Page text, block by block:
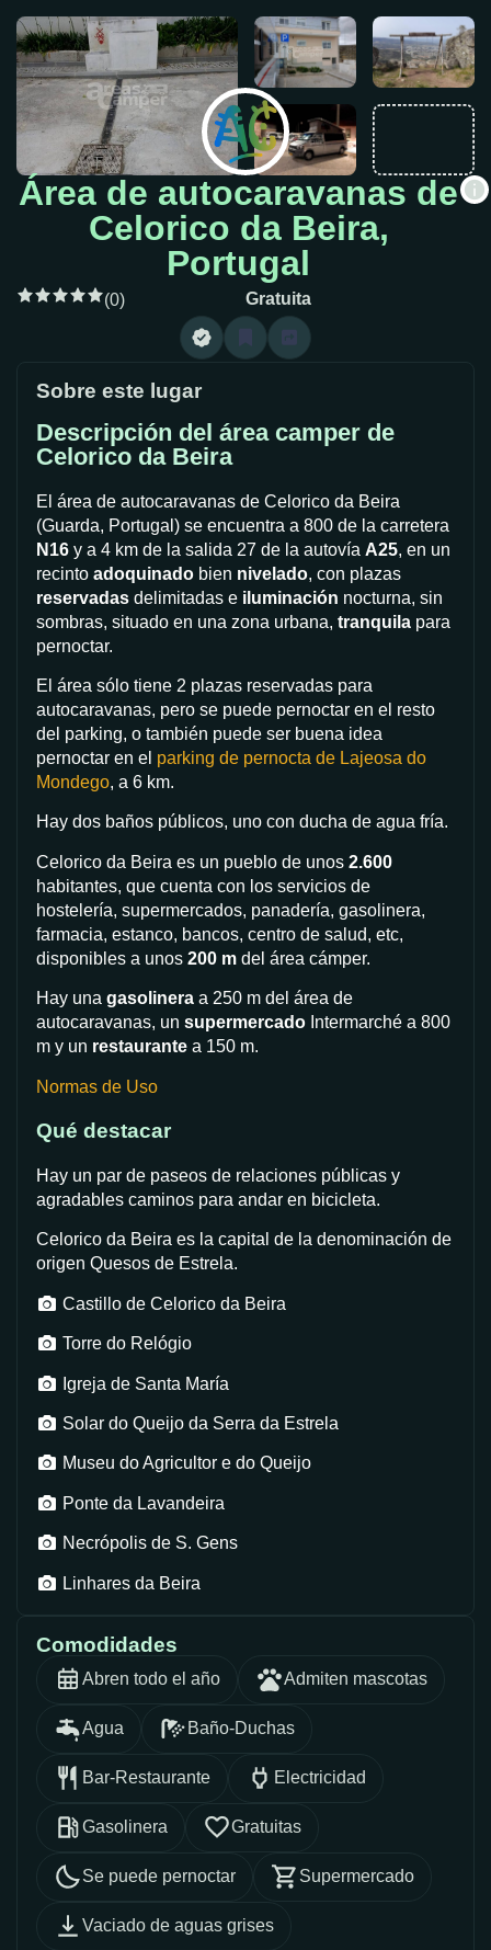
Área de autocaravanas de
Celorico da Beira,
Portugal
(0) Gratuita
Sobre este lugar
Descripción del área camper de
Celorico da Beira
El área de autocaravanas de Celorico da Beira
(Guarda, Portugal) se encuentra a 800 de la carretera
N16 y a 4 km de la salida 27 de la autovía A25, en un
recinto adoquinado bien nivelado, con plazas
reservadas delimitadas e iluminación nocturna, sin
sombras, situado en una zona urbana, tranquila para
pernoctar.
El área sólo tiene 2 plazas reservadas para
autocaravanas, pero se puede pernoctar en el resto
del parking, o también puede ser buena idea
pernoctar en el parking de pernocta de Lajeosa do
Mondego, a 6 km.
Hay dos baños públicos, uno con ducha de agua fría.
Celorico da Beira es un pueblo de unos 2.600
habitantes, que cuenta con los servicios de
hostelería, supermercados, panadería, gasolinera,
farmacia, estanco, bancos, centro de salud, etc,
disponibles a unos 200 m del área cámper.
Hay una gasolinera a 250 m del área de
autocaravanas, un supermercado Intermarché a 800
m y un restaurante a 150 m.
Normas de Uso
Qué destacar
Hay un par de paseos de relaciones públicas y
agradables caminos para andar en bicicleta.
Celorico da Beira es la capital de la denominación de
origen Quesos de Estrela.
Castillo de Celorico da Beira
Torre do Relógio
Igreja de Santa María
Solar do Queijo da Serra da Estrela
Museu do Agricultor e do Queijo
Ponte da Lavandeira
Necrópolis de S. Gens
Linhares da Beira
Comodidades
Abren todo el año Admiten mascotas
Agua Baño-Duchas
Bar-Restaurante Electricidad
Gasolinera Gratuitas
Se puede pernoctar Supermercado
Vaciado de aguas grises